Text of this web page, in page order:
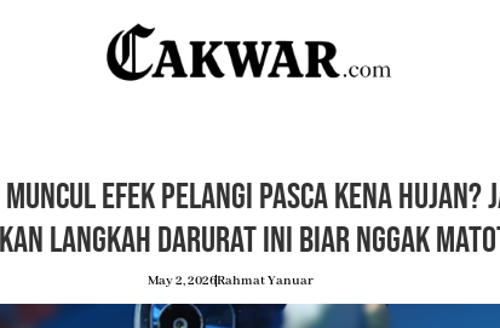
Efek Pelangi Pasca Kena Hujan?
Langkah Darurat Ini Biar Nggak
May 2, 2026Rahmat Yanuar